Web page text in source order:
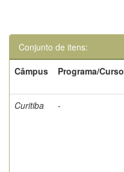
Conjunto de itens:
Câmpus
Programa/Curso
Curitiba -